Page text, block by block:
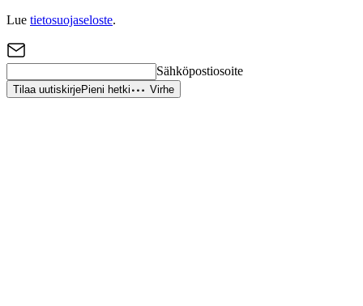
Lue tietosuojaseloste.
Sähköpostiosoite
Tilaa uutiskirjePieni hetki Virhe